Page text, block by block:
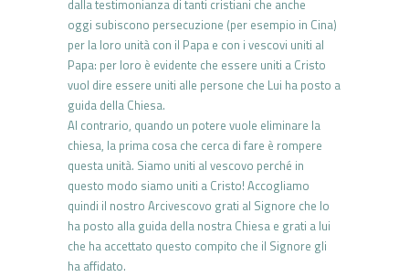
dalla testimonianza di tanti cristiani che anche
oggi subiscono persecuzione (per esempio in Cina)
per la loro unità con il Papa e con i vescovi uniti al
Papa: per loro è evidente che essere uniti a Cristo
vuol dire essere uniti alle persone che Lui ha posto a
guida della Chiesa.
Al contrario, quando un potere vuole eliminare la
chiesa, la prima cosa che cerca di fare è rompere
questa unità. Siamo uniti al vescovo perché in
questo modo siamo uniti a Cristo! Accogliamo
quindi il nostro Arcivescovo grati al Signore che lo
ha posto alla guida della nostra Chiesa e grati a lui
che ha accettato questo compito che il Signore gli
ha affidato.